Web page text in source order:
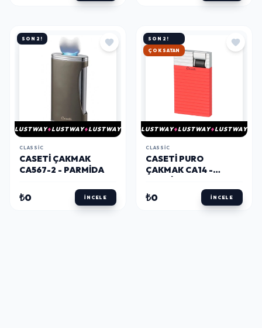
SON 2!
LUSTWAY LUSTWAY LUSTWAY
CLASSIC
CASETI ÇAKMAK
CA567-2 - PARMIDA
₺0 İNCELE
SON 2!
ÇOK SATAN
LUSTWAY LUSTWAY LUSTWAY
CLASSIC
CASETI PURO
ÇAKMAK CA14 -
₺0 İNCELE